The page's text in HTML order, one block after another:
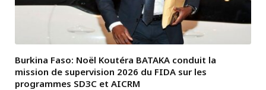
Burkina Faso: Noël Koutéra BATAKA conduit la
mission de supervision 2026 du FIDA sur les
programmes SD3C et AICRM